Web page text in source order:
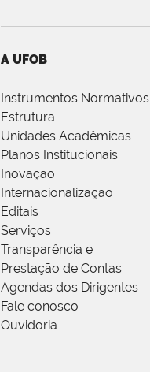
A UFOB
Instrumentos Normativos
Estrutura
Unidades Acadêmicas
Planos Institucionais
Inovação
Internacionalização
Editais
Serviços
Transparência e
Prestação de Contas
Agendas dos Dirigentes
Fale conosco
Ouvidoria